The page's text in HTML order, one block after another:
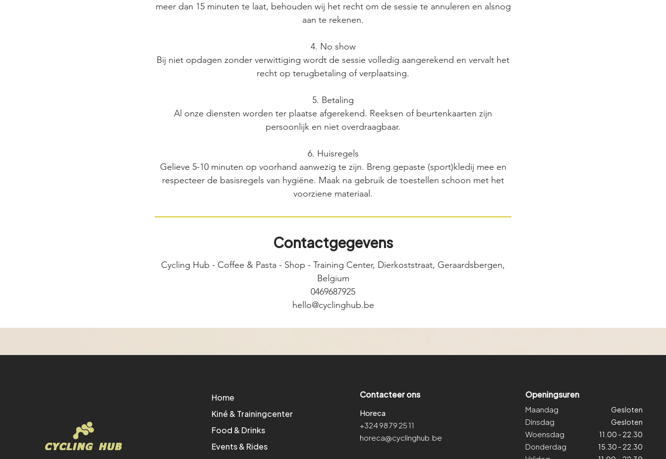
meer dan 15 minuten te laat, behouden wij het recht om de sessie te annuleren en alsnog
aan te rekenen.
4. No show
Bij niet opdagen zonder verwittiging wordt de sessie volledig aangerekend en vervalt het
recht op terugbetaling of verplaatsing.
5. Betaling
Al onze diensten worden ter plaatse afgerekend. Reeksen of beurtenkaarten zijn
persoonlijk en niet overdraagbaar.
6. Huisregels
Gelieve 5-10 minuten op voorhand aanwezig te zijn. Breng gepaste (sport)kledij mee en
respecteer de basisregels van hygiëne. Maak na gebruik de toestellen schoon met het
voorziene materiaal.
Contactgegevens
Cycling Hub - Coffee & Pasta - Shop - Training Center, Dierkoststraat, Geraardsbergen,
Belgium
0469687925
hello@cyclinghub.be
Home
Kiné & Trainingcenter
Food & Drinks
Events & Rides
Contacteer ons
Horeca
+324 98 79 25 11
horeca@cyclinghub.be
Gesloten
Gesloten
11.00 - 22.30
15.30 - 22.30
Maandag
Dinsdag
Woensdag
Donderdag
Openingsuren